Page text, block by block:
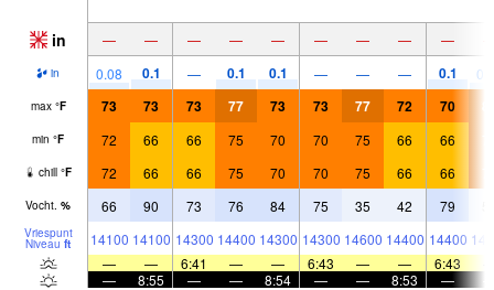
in — — — — — — — — —
in 0.08 0.1 — 0.1 0.1 — — — 0.1
max °F 73 73 73 77 73 73 77 72 70
min °F 72 66 66 75 70 70 75 66 66
chill °F 72 66 66 75 70 70 75 66 66
Vocht. % 66 90 73 76 84 75 35 42 79
Vriespunt
Niveau ft 14100 14100 14300 14400 14300 14300 14600 14400 14400
—
— 6:41 — — 6:43 — — 6:43
—
8:55 — — 8:54 — — 8:53 —